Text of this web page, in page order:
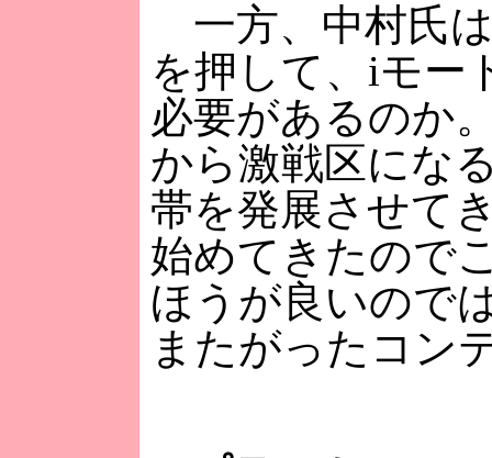
一方、中村氏
を押して、iモー
必要があるのか
から激戦区にな
帯を発展させて
始めてきたので
ほうが良いので
またがったコン